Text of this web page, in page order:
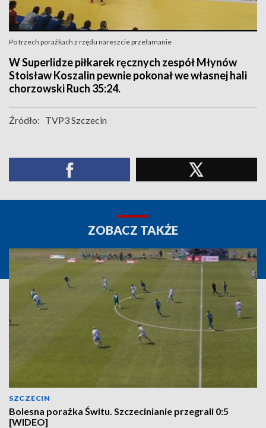
Po trzech porażkach z rzędu nareszcie przełamanie
W Superlidze piłkarek ręcznych zespół Młynów
Stoisław Koszalin pewnie pokonał we własnej hali
chorzowski Ruch 35:24.
Źródło: TVP3 Szczecin
ZOBACZ TAKŻE
SZCZECIN
Bolesna porażka Świtu. Szczecinianie przegrali 0:5
[WIDEO]